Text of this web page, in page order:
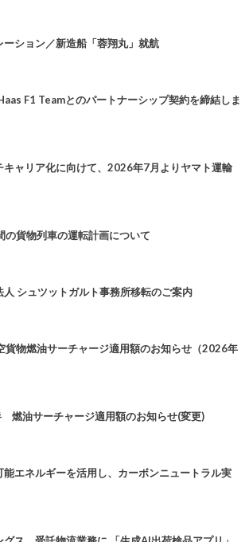
ーション／新造船「蓉翔丸」就航
F1 Teamとのパートナーシップ契約を締結しま
キャリア化に向けて、2026年7月よりヤマト運輸
の貨物列車の運転計画について
シュツットガルト事務所移転のご案内
貨物燃油サーチャージ適用額のお知らせ（2026年
燃油サーチャージ適用額のお知らせ(変更)
エネルギーを活用し、カーボンニュートラル実